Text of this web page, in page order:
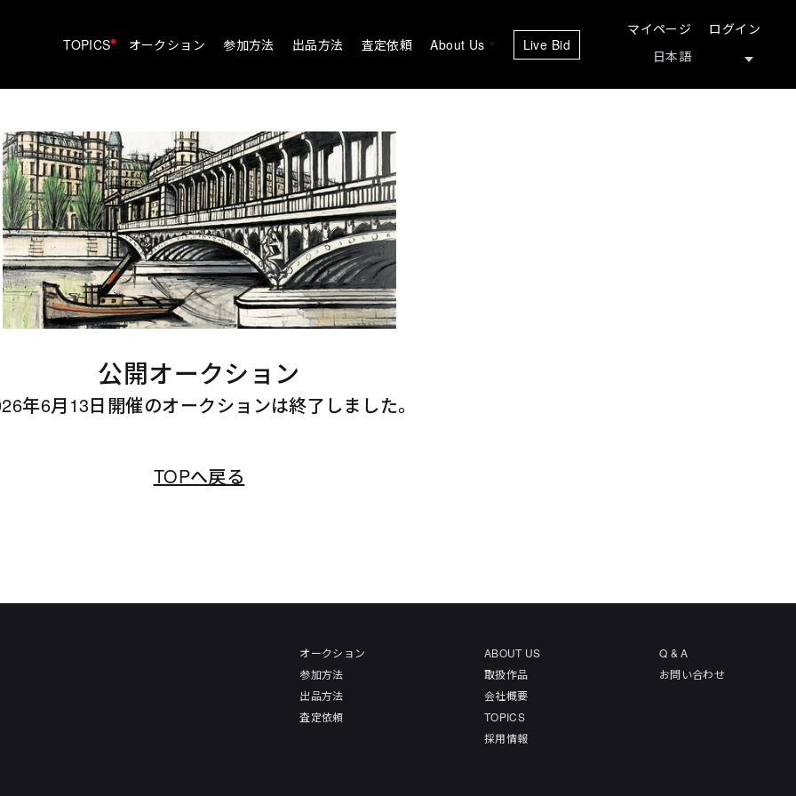
TOPICS• オークション 参加方法 出品方法 査定依頼 About Us Live Bid
マイページ ログイン
公開オークション
年6月13日開催のオークションは終了しました。
TOPへ戻る
オークション
参加方法
出品方法
査定依頼
ABOUT US
取扱作品
会社概要
TOPICS
採用情報
Q & A
お問い合わせ